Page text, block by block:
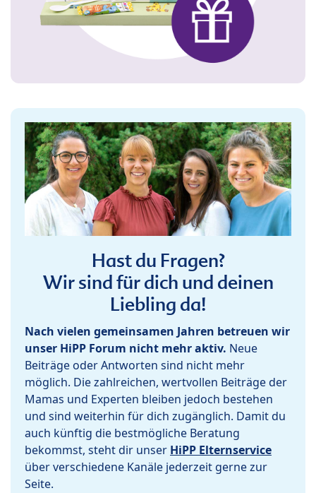
Hast du Fragen?
Wir sind für dich und deinen
Liebling da!
Nach vielen gemeinsamen Jahren betreuen wir
unser HiPP Forum nicht mehr aktiv. Neue
Beiträge oder Antworten sind nicht mehr
möglich. Die zahlreichen, wertvollen Beiträge der
Mamas und Experten bleiben jedoch bestehen
und sind weiterhin für dich zugänglich. Damit du
auch künftig die bestmögliche Beratung
bekommst, steht dir unser HiPP Elternservice
über verschiedene Kanäle jederzeit gerne zur
Seite.